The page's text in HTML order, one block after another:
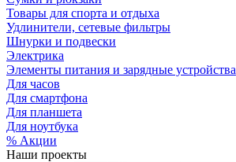
Товары для спорта и отдыха
Удлинители, сетевые фильтры
Шнурки и подвески
Электрика
Элементы питания и зарядные устройства
Для часов
Для смартфона
Для планшета
Для ноутбука
% Акции
Наши проекты